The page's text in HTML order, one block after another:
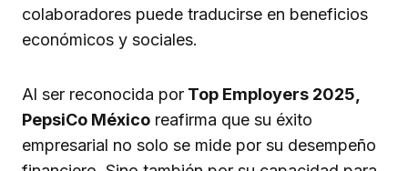
colaboradores puede traducirse en beneficios
económicos y sociales.
Al ser reconocida por Top Employers 2025,
PepsiCo México reafirma que su éxito
empresarial no solo se mide por su desempeño